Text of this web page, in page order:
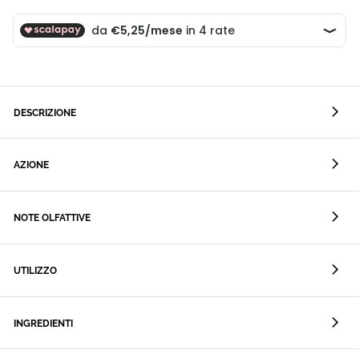
DESCRIZIONE
AZIONE
NOTE OLFATTIVE
UTILIZZO
INGREDIENTI